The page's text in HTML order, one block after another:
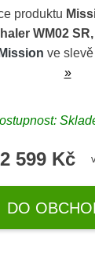
produktu
WM02
Mission ve
»
599 Kč
DO